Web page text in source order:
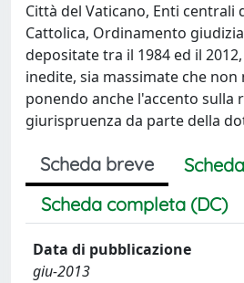
Città del Vaticano, Enti centrali
Cattolica, Ordinamento
depositate tra il 1984 ed il
inedite, sia massimate che non
ponendo anche l'accento sulla
giurispruenza da parte della
Scheda breve
Scheda completa (DC)
Data di pubblicazione
giu-2013